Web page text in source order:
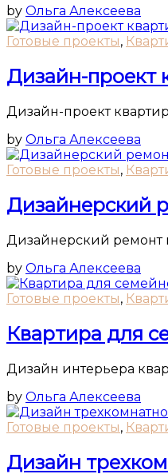
by Ольга Алексеева
Готовые проекты,
Дизайн-проект
Дизайн-проект
by Ольга Алексеева
Готовые проекты,
Дизайнерский
Дизайнерский ремонт
by Ольга Алексеева
Готовые проекты,
Квартира для
Дизайн интерьера
by Ольга Алексеева
Готовые проекты,
Дизайн